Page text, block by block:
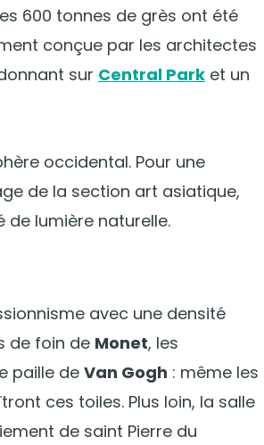
600 tonnes de grès ont été
conçue par les architectes
sur Central Park et un
occidental. Pour une
de la section art asiatique,
lumière naturelle.
avec une densité
de foin de Monet, les
paille de Van Gogh : même les
ces toiles. Plus loin, la salle
de saint Pierre du